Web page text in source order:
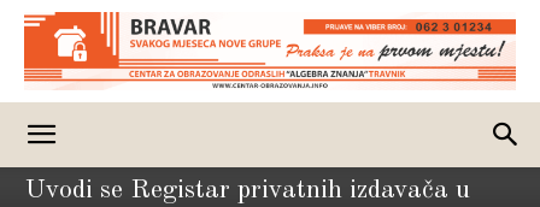
Uvodi se Registar privatnih izdavača u